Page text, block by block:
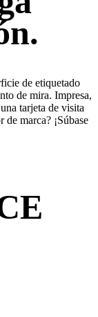
de etiquetado
de mira. Impresa,
tarjeta de visita
marca? ¡Súbase